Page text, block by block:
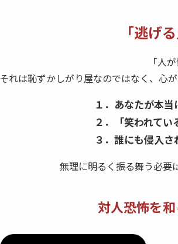
「逃げ
「人
それは恥ずかしがり屋なのではなく、心
１． あなたが本
２．「笑われて
３．誰にも侵入さ
無理に明るく振る舞う必要
対人恐怖を